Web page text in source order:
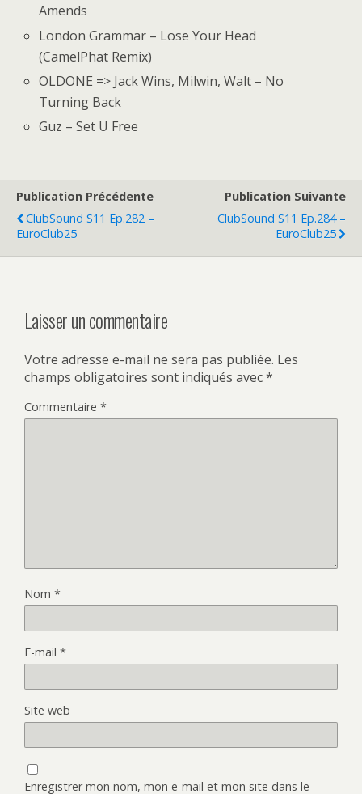
Amends
London Grammar – Lose Your Head
(CamelPhat Remix)
OLDONE => Jack Wins, Milwin, Walt – No
Turning Back
Guz – Set U Free
Publication Précédente
ClubSound S11 Ep.282 –
EuroClub25
Publication Suivante
ClubSound S11 Ep.284 –
EuroClub25
Laisser un commentaire
Votre adresse e-mail ne sera pas publiée. Les
champs obligatoires sont indiqués avec*
Commentaire *
Nom *
E-mail *
Site web
Enregistrer mon nom, mon e-mail et mon site dans le